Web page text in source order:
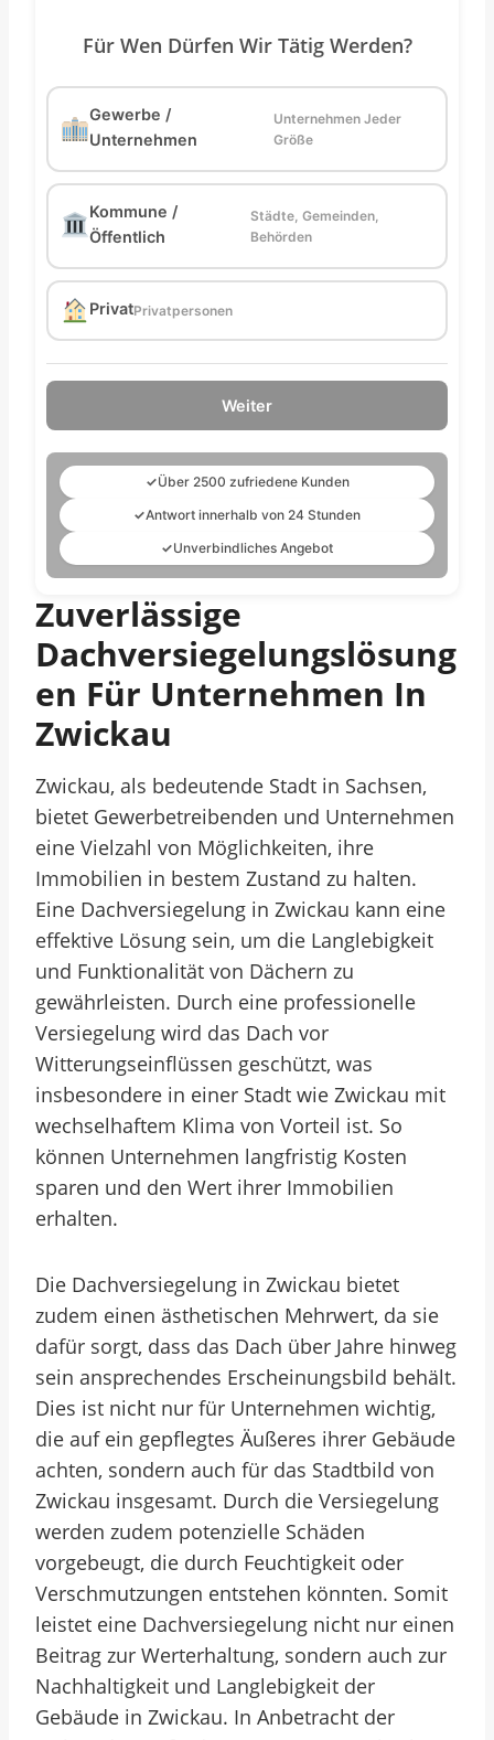
Für Wen Dürfen Wir Tätig Werden?
Gewerbe /
Unternehmen
Unternehmen Jeder
Größe
Kommune /
Öffentlich
Städte, Gemeinden,
Behörden
PrivatPrivatpersonen
Weiter
✓Über 2500 zufriedene Kunden
✓Antwort innerhalb von 24 Stunden
✓Unverbindliches Angebot
Zuverlässige
Dachversiegelungslösung
En Für Unternehmen In
Zwickau
Zwickau, als bedeutende Stadt in Sachsen,
bietet Gewerbetreibenden und Unternehmen
eine Vielzahl von Möglichkeiten, ihre
Immobilien in bestem Zustand zu halten.
Eine Dachversiegelung in Zwickau kann eine
effektive Lösung sein, um die Langlebigkeit
und Funktionalität von Dächern zu
gewährleisten. Durch eine professionelle
Versiegelung wird das Dach vor
Witterungseinflüssen geschützt, was
insbesondere in einer Stadt wie Zwickau mit
wechselhaftem Klima von Vorteil ist. So
können Unternehmen langfristig Kosten
sparen und den Wert ihrer Immobilien
erhalten.
Die Dachversiegelung in Zwickau bietet
zudem einen ästhetischen Mehrwert, da sie
dafür sorgt, dass das Dach über Jahre hinweg
sein ansprechendes Erscheinungsbild behält.
Dies ist nicht nur für Unternehmen wichtig,
die auf ein gepflegtes Äußeres ihrer Gebäude
achten, sondern auch für das Stadtbild von
Zwickau insgesamt. Durch die Versiegelung
werden zudem potenzielle Schäden
vorgebeugt, die durch Feuchtigkeit oder
Verschmutzungen entstehen könnten. Somit
leistet eine Dachversiegelung nicht nur einen
Beitrag zur Werterhaltung, sondern auch zur
Nachhaltigkeit und Langlebigkeit der
Gebäude in Zwickau. In Anbetracht der